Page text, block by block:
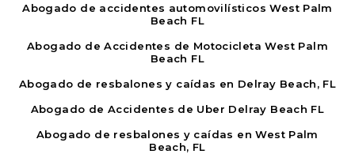
Abogado de accidentes automovilísticos West Palm
Beach FL
Abogado de Accidentes de Motocicleta West Palm
Beach FL
Abogado de resbalones y caídas en Delray Beach, FL
Abogado de Accidentes de Uber Delray Beach FL
Abogado de resbalones y caídas en West Palm
Beach, FL